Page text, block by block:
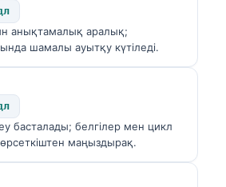
анықтамалық аралық;
шамалы ауытқу күтіледі.
басталады; белгілер мен цикл
маңыздырақ.